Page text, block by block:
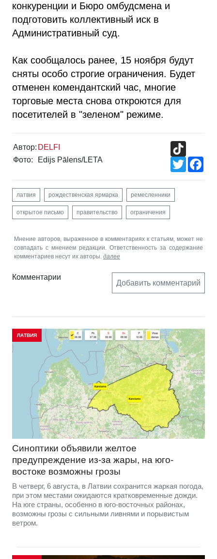
конкуренции и Бюро омбудсмена и
подготовить коллективный иск в
Административный суд.
Как сообщалось ранее, 15 ноября будут
сняты особо строгие ограничения. Будет
отменен комендантский час, многие
торговые места снова откроются для
посетителей в "зеленом" режиме.
Автор: DELFI
Фото:
Edijs Pālens/LETA
Twitter
латвия рождественская ярмарка ремесленники
открытое письмо правительство ограничения
Мнение авторов, выраженное в комментариях к статьям, может не
совпадать с мнением редакции. Ответственность за содержание
комментариев несут их авторы. далее
Комментарии
Добавить комментарий
ЛАТВИЯ
Синоптики объявили желтое
предупреждение из-за жары, на юго-
востоке возможны грозы
В четверг, 6 августа, в Латвии сохранится жаркая погода,
при этом местами ожидаются кратковременные дожди.
На юге страны, особенно в юго-восточных районах,
возможны грозы с сильными ливнями и порывистым
ветром.